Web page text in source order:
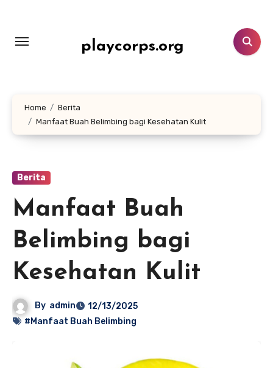
konten
playcorps.org
Home
Berita
Manfaat Buah Belimbing bagi Kesehatan Kulit
Berita
Manfaat Buah
Belimbing bagi
Kesehatan Kulit
By admin
12/13/2025
#Manfaat Buah Belimbing